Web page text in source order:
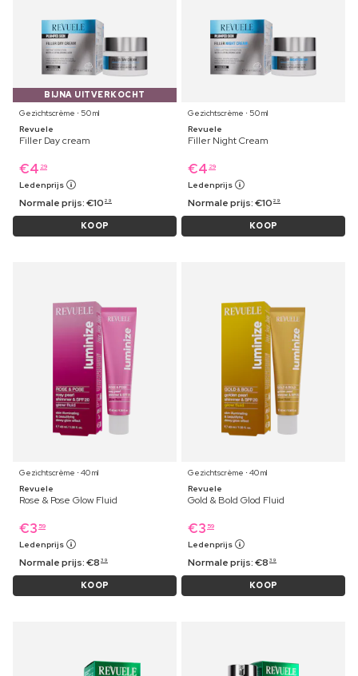
BIJNA UITVERKOCHT
Gezichtscrème ⋅ 50 ml
Revuele
Filler Day cream
€4 29
Ledenprijs
Normale prijs:€10 29
KOOP
Gezichtscrème ⋅ 50 ml
Revuele
Filler Night Cream
€4 29
Ledenprijs
Normale prijs:€10 29
KOOP
Gezichtscrème ⋅ 40 ml
Revuele
Rose & Pose Glow Fluid
€3 59
Ledenprijs
Normale prijs:€8 39
KOOP
Gezichtscrème ⋅ 40 ml
Revuele
Gold & Bold Glod Fluid
€3 59
Ledenprijs
Normale prijs:€8 39
KOOP